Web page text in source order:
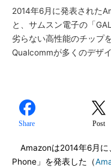
2014年6月に発表された
と、サムスン電子の「
劣らない高性能のチップ
Qualcommが多くのデザ
Share Post
Amazonは2014年6月に
Phone」を発表した（